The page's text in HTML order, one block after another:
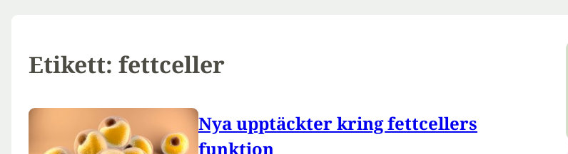
Etikett: fettceller
Nya upptäckter kring fettcellers
funktion